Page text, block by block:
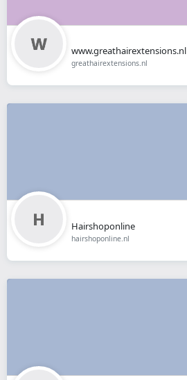
www.greathairextensions.nl
greathairextensions.nl
Hairshoponline
hairshoponline.nl